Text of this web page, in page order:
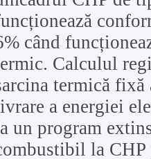
când
Calculul
termică
a energiei
un program
la CHP